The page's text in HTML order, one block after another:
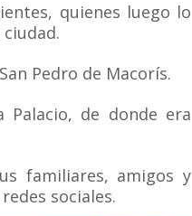
quienes luego lo
Pedro de Macorís.
Palacio, de donde era
familiares, amigos y
sociales.